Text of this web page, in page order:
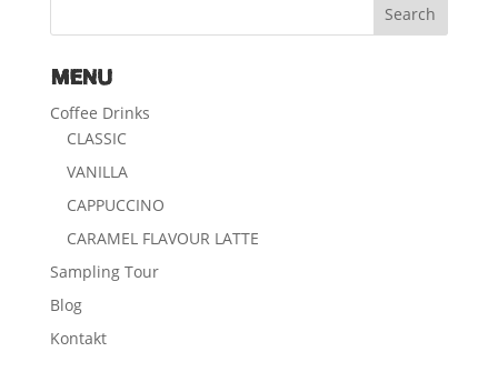
MENU
Coffee Drinks
CLASSIC
VANILLA
CAPPUCCINO
CARAMEL FLAVOUR LATTE
Sampling Tour
Blog
Kontakt